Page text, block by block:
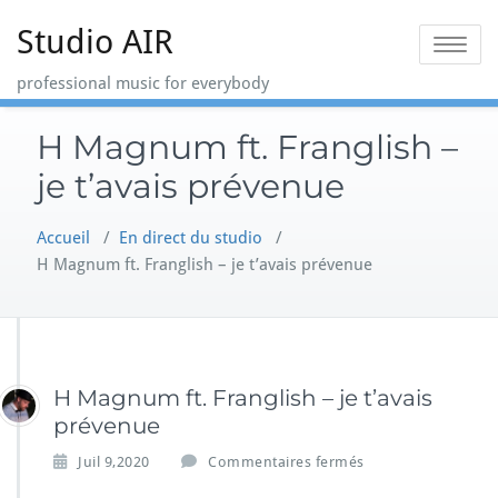
Studio AIR
professional music for everybody
Toggle
H Magnum ft. Franglish –
je t’avais prévenue
Accueil / En direct du studio /
H Magnum ft. Franglish – je t’avais prévenue
H Magnum ft. Franglish – je t’avais
prévenue
Juil 9,2020 Commentaires fermés